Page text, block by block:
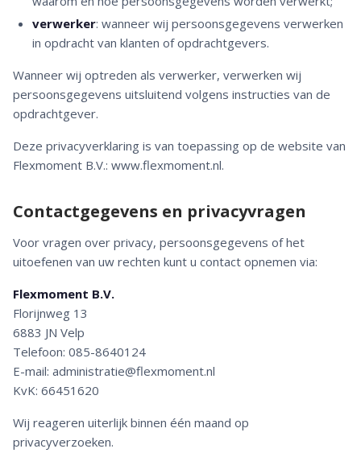
verwerker: wanneer wij persoonsgegevens verwerken
in opdracht van klanten of opdrachtgevers.
Wanneer wij optreden als verwerker, verwerken wij
persoonsgegevens uitsluitend volgens instructies van de
opdrachtgever.
Deze privacyverklaring is van toepassing op de website van
Flexmoment B.V.: www.flexmoment.nl.
Contactgegevens en privacyvragen
Voor vragen over privacy, persoonsgegevens of het
uitoefenen van uw rechten kunt u contact opnemen via:
Flexmoment B.V.
Florijnweg 13
6883 JN Velp
Telefoon: 085-8640124
E-mail: administratie@flexmoment.nl
KvK: 66451620
Wij reageren uiterlijk binnen één maand op
privacyverzoeken.